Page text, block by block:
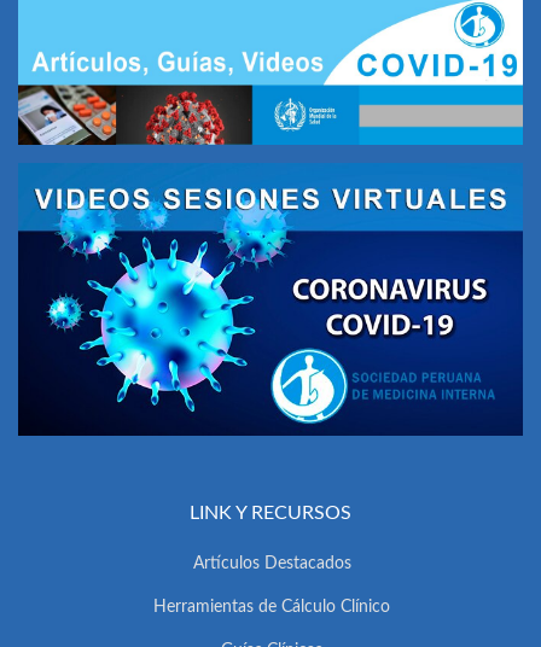
LINK Y RECURSOS
Artículos Destacados
Herramientas de Cálculo Clínico